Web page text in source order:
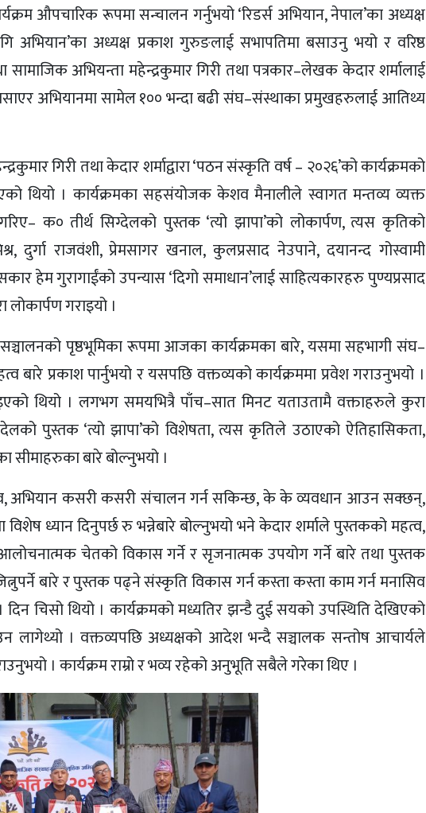
औपचारिक रूपमा सन्चालन गर्नुभयो ‘रिडर्स अभियान, नेपाल’का अध्यक्ष
अभियान’का अध्यक्ष प्रकाश गुरुङलाई सभापतिमा बसाउनु भयो र वरिष्ठ
सामाजिक अभियन्ता महेन्द्रकुमार गिरी तथा पत्रकार–लेखक केदार शर्मालाई
अभियानमा सामेल १०० भन्दा बढी संघ–संस्थाका प्रमुखहरुलाई आतिथ्य
गिरी तथा केदार शर्माद्वारा ‘पठन संस्कृति वर्ष – २०२६’को कार्यक्रमको
थियो । कार्यक्रमका सहसंयोजक केशव मैनालीले स्वागत मन्तव्य व्यक्त
क० तीर्थ सिग्देलको पुस्तक ‘त्यो झापा’को लोकार्पण, त्यस कृतिको
दुर्गा राजवंशी, प्रेमसागर खनाल, कुलप्रसाद नेउपाने, दयानन्द गोस्वामी
हेम गुरागाईंको उपन्यास ‘दिगो समाधान’लाई साहित्यकारहरु पुण्यप्रसाद
लोकार्पण गराइयो ।
पृष्ठभूमिका रूपमा आजका कार्यक्रमका बारे, यसमा सहभागी संघ–
प्रकाश पार्नुभयो र यसपछि वक्तव्यको कार्यक्रममा प्रवेश गराउनुभयो ।
थियो । लगभग समयभित्रै पाँच–सात मिनट यताउतामै वक्ताहरुले कुरा
पुस्तक ‘त्यो झापा’को विशेषता, त्यस कृतिले उठाएको ऐतिहासिकता,
सीमाहरुका बारे बोल्नुभयो ।
अभियान कसरी कसरी संचालन गर्न सकिन्छ, के के व्यवधान आउन सक्छन्,
ध्यान दिनुपर्छ रु भन्नेबारे बोल्नुभयो भने केदार शर्माले पुस्तकको महत्व,
चेतको विकास गर्ने र सृजनात्मक उपयोग गर्ने बारे तथा पुस्तक
बारे र पुस्तक पढ्ने संस्कृति विकास गर्न कस्ता कस्ता काम गर्न मनासिव
दिन चिसो थियो । कार्यक्रमको मध्यतिर झन्डै दुई सयको उपस्थिति देखिएको
लागेथ्यो । वक्तव्यपछि अध्यक्षको आदेश भन्दै सञ्चालक सन्तोष आचार्यले
। कार्यक्रम राम्रो र भव्य रहेको अनुभूति सबैले गरेका थिए ।